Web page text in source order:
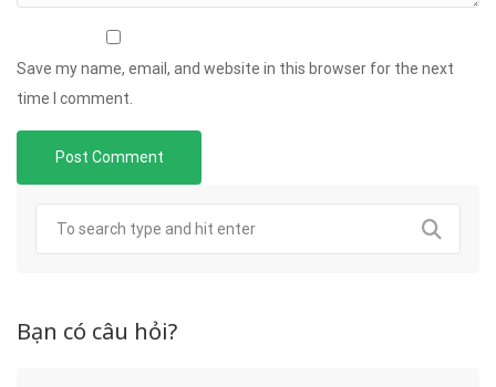
Save my name, email, and website in this browser for the next
time I comment.
Bạn có câu hỏi?